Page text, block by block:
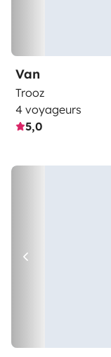
Van
Trooz
4 voyageurs
5,0